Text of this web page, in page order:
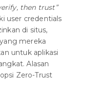
then trust”
user credentials
di situs,
mereka
untuk aplikasi
Alasan
Zero-Trust